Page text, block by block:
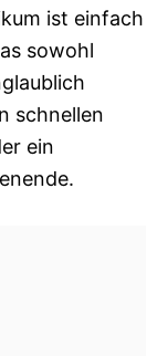
ist einfach
sowohl
schnellen
ein